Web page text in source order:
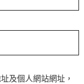
及個人網站網址，